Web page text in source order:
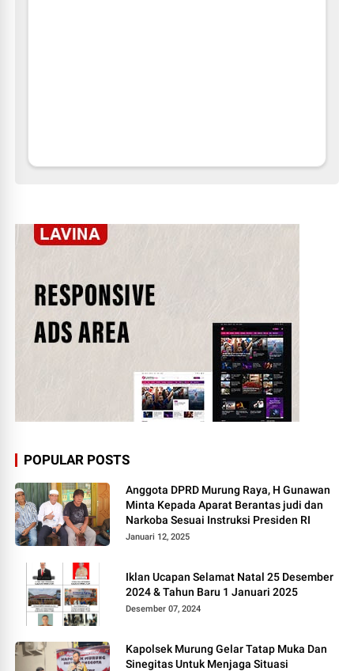
POPULAR POSTS
Anggota DPRD Murung Raya, H Gunawan
Minta Kepada Aparat Berantas judi dan
Narkoba Sesuai Instruksi Presiden RI
Januari 12, 2025
Iklan Ucapan Selamat Natal 25 Desember
2024 & Tahun Baru 1 Januari 2025
Desember 07, 2024
Kapolsek Murung Gelar Tatap Muka Dan
Sinegitas Untuk Menjaga Situasi